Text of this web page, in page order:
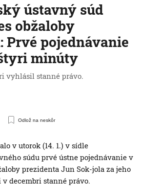
ústavný súd
obžaloby
Prvé pojednávanie
minúty
vyhlásil stanné právo.
Odlož na neskôr
v utorok (14. 1.) v sídle
súdu prvé ústne pojednávanie v
prezidenta Jun Sok-jola za jeho
decembri stanné právo.